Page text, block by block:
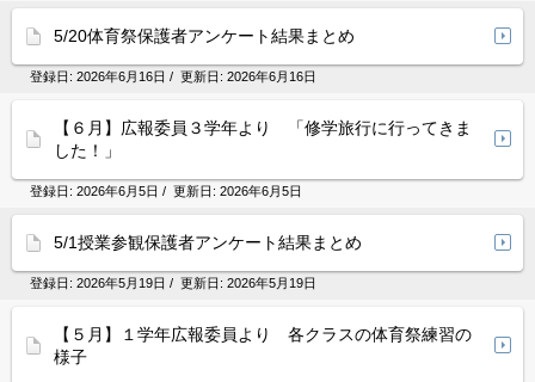
5/20体育祭保護者アンケート結果まとめ
登録日: 2026年6月16日 / 更新日: 2026年6月16日
【６月】広報委員３学年より 「修学旅行に行ってきま
した！」
登録日: 2026年6月5日 / 更新日: 2026年6月5日
5/1授業参観保護者アンケート結果まとめ
登録日: 2026年5月19日 / 更新日: 2026年5月19日
【５月】１学年広報委員より 各クラスの体育祭練習の
様子